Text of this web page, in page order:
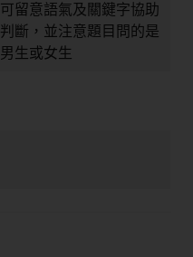
可留意語氣及關鍵字協助
判斷，並注意題目問的是
男生或女生